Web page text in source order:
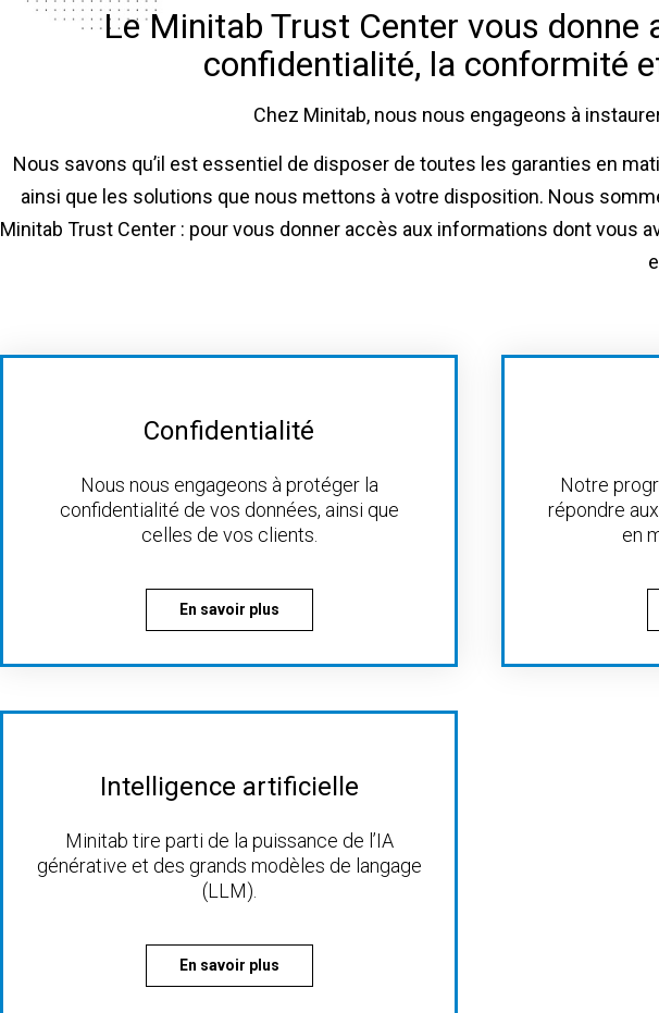
Le Minitab Trust Center vous
confidentialité, la conformité
Chez Minitab, nous nous engageons à
Nous savons qu’il est essentiel de disposer de toutes les garanties en
ainsi que les solutions que nous mettons à votre disposition. Nous
Minitab Trust Center : pour vous donner accès aux informations dont
Confidentialité
Nous nous engageons à protéger la
confidentialité de vos données, ainsi que
celles de vos clients.
En savoir plus
Notre
répondre
en
Intelligence artificielle
Minitab tire parti de la puissance de l’IA
générative et des grands modèles de langage
(LLM).
En savoir plus